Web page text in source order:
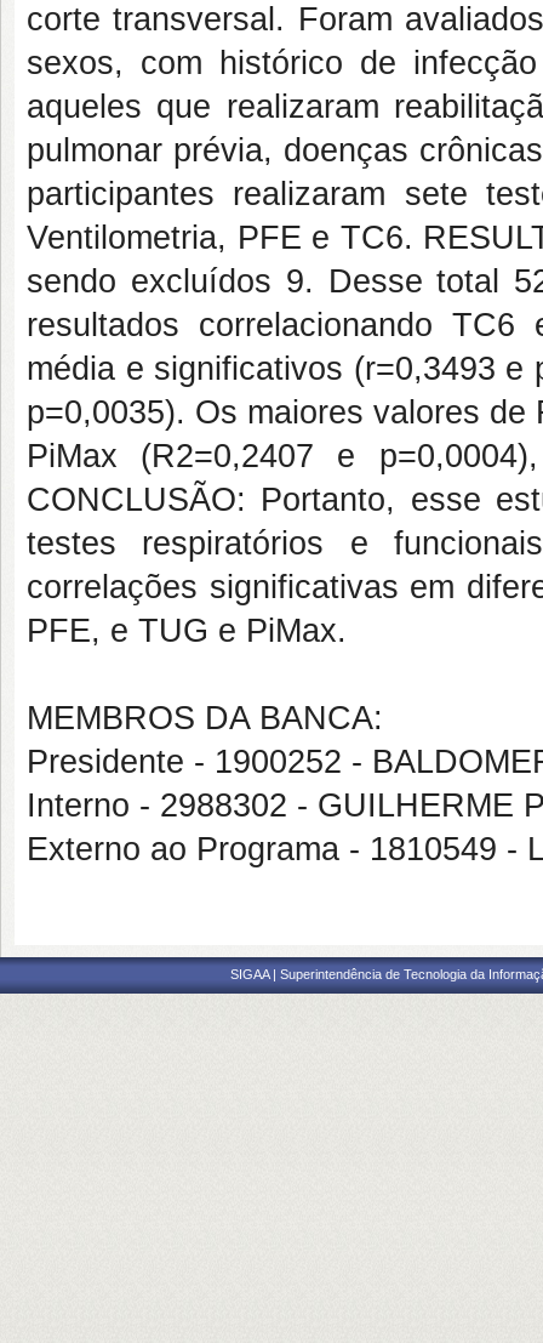
corte transversal. Foram
sexos, com histórico de
aqueles que realizaram
pulmonar prévia, doenças
participantes realizaram sete
Ventilometria, PFE e TC6.
sendo excluídos 9. Desse total
resultados correlacionando
média e significativos (r=0,3493
p=0,0035). Os maiores valores de
PiMax (R2=0,2407 e
CONCLUSÃO: Portanto, esse
testes respiratórios e
correlações significativas em
PFE, e TUG e PiMax.
MEMBROS DA BANCA:
Presidente - 1900252 -
Interno - 2988302 - GUILHERME
Externo ao Programa - 1810549 -
SIGAA | Superintendência de Tecnologia da